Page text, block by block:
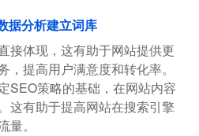
据分析建立词库
接体现，这有助于网站提供更
提高用户满意度和转化率。
SEO策略的基础，在网站内容
这有助于提高网站在搜索引擎
。